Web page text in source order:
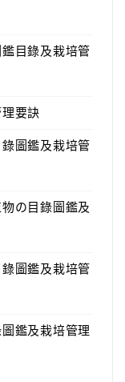
目錄及栽培管
要訣
圖鑑及栽培管
の目錄圖鑑及
圖鑑及栽培管
鑑及栽培管理